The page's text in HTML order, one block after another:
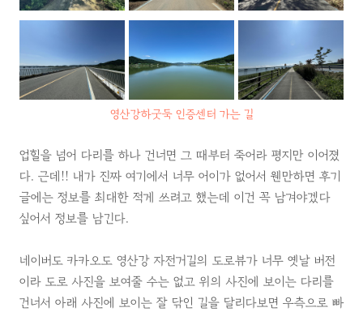
영산강하굿둑 인증센터 가는 길
업힐을 넘어 다리를 하나 건너면 그 때부터 죽어라 평지만 이어졌
다. 근데!! 내가 진짜 여기에서 너무 어이가 없어서 웬만하면 후기
글에는 정보를 최대한 적게 쓰려고 했는데 이건 꼭 남겨야겠다
싶어서 정보를 남긴다.
네이버도 카카오도 영산강 자전거길의 도로뷰가 너무 옛날 버전
이라 도로 사진을 보여줄 수는 없고 위의 사진에 보이는 다리를
건너서 아래 사진에 보이는 잘 닦인 길을 달리다보면 우측으로 빠